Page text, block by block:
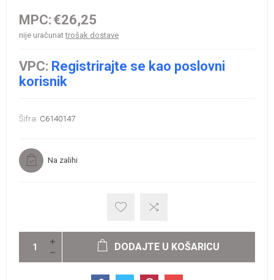
MPC: €26,25
nije uračunattrošak dostave
VPC: Registrirajte se kao poslovni
korisnik
Šifra: C6140147
Na zalihi
DODAJTE U KOŠARICU